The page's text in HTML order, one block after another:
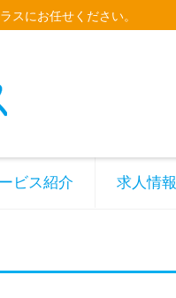
スにお任せください。
ビス紹介 求人情報